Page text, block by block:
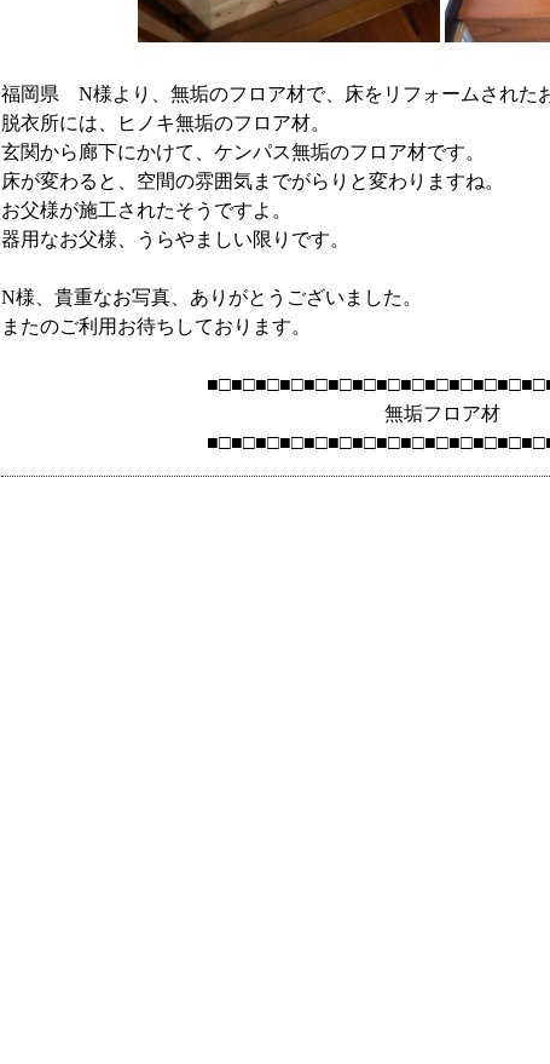
福岡県 N様より、無垢のフロア材で、床をリフォームされた
脱衣所には、ヒノキ無垢のフロア材。
玄関から廊下にかけて、ケンパス無垢のフロア材です。
床が変わると、空間の雰囲気までがらりと変わりますね。
お父様が施工されたそうですよ。
器用なお父様、うらやましい限りです。
N様、貴重なお写真、ありがとうございました。
またのご利用お待ちしております。
無垢フロア材